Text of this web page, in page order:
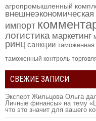
агропромышленный
внешнеэкономическая
импорт
логистика маркетинг
ринц санкции таможенная
таможенный контроль
СВЕЖИЕ ЗАПИСИ
Эксперт Жильцова Ольга
Личные финансы» на тему
что это значит для вашего